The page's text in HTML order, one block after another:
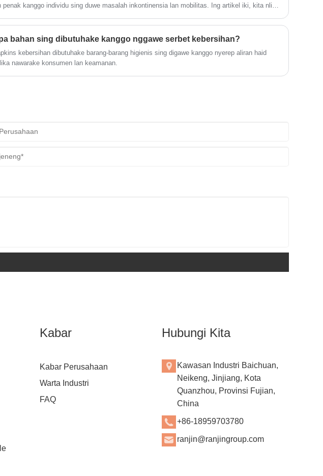
penak kanggo individu sing duwe masalah inkontinensia lan mobilitas. Ing artikel iki, kita nliti
pangguna, lan nuntun para pengasuh kanggo milih popok sing bener. Kita uga bakal
fitur utama sing nggawe prabédan ing kenyamanan, kebersihan, lan kepuasan pangguna
solusi sing dipercaya lan efektif kanggo kabutuhan saben dina.
bahan sing dibutuhake kanggo nggawe serbet kebersihan?
kebersihan dibutuhake barang-barang higienis sing digawe kanggo nyerep aliran haid
nawarake konsumen lan keamanan.
Kabar
Kabar Perusahaan
Warta Industri
FAQ
Hubungi Kita
Kawasan Industri Baichuan,
Neikeng, Jinjiang, Kota
Quanzhou, Provinsi Fujian,
China
+86-18959703780
ranjin@ranjingroup.com